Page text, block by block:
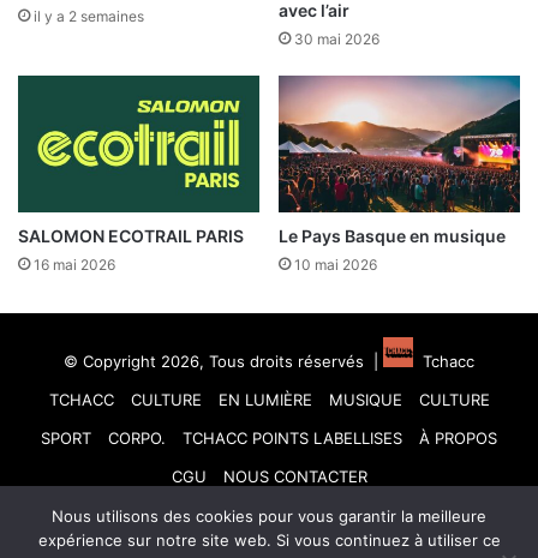
il y a 2 semaines
avec l’air
30 mai 2026
SALOMON ECOTRAIL PARIS
16 mai 2026
Le Pays Basque en musique
10 mai 2026
© Copyright 2026, Tous droits réservés |
Tchacc
TCHACC
CULTURE EN LUMIÈRE MUSIQUE
CULTURE
SPORT
CORPO. TCHACC POINTS LABELLISES
À PROPOS
CGU
NOUS CONTACTER
Facebook
X LinkedinYouTubeInstagram
TikTok
Nous utilisons des cookies pour vous garantir la meilleure
expérience sur notre site web. Si vous continuez à utiliser ce